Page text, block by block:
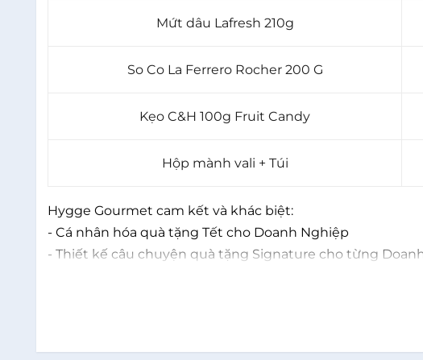
Mứt dâu Lafresh 210g
So Co La Ferrero Rocher 200 G
Kẹo C&H 100g Fruit Candy
Hộp mành vali + Túi
Hygge Gourmet cam kết và khác biệt:
- Cá nhân hóa quà tặng Tết cho Doanh Nghiệp
- Thiết kế câu chuyện quà tặng Signature cho từng